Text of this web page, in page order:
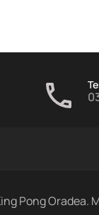
Pong Oradea.